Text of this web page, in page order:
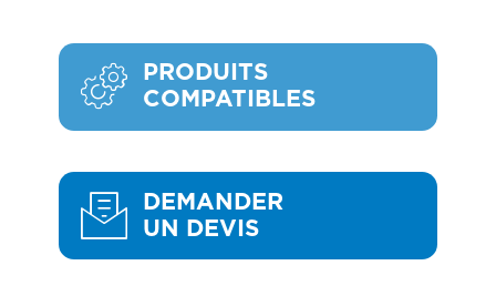
PRODUITS
COMPATIBLES
DEMANDER
UN DEVIS